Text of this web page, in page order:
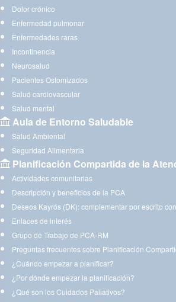
Dolor crónico
Enfermedad pulmonar
Enfermedades raras
Incontinencia
Neurosalud
Pacientes Ostomizados
Salud cardiovascular
Salud mental
Aula de Entorno Saludable
Salud Ambiental
Seguridad Alimentaria
Planificación Compartida de la
Actividades comunitarias
Descripción y beneficios de la PCA
Deseos Kayrós (DK): complementar por escrito
Enlaces de interés
Grupo de Trabajo de PCA-RM
Preguntas frecuentes sobre Planificación
¿Cuándo empezar a planificar?
¿Por dónde empezar la planificación?
¿Qué son los Cuidados Paliativos?